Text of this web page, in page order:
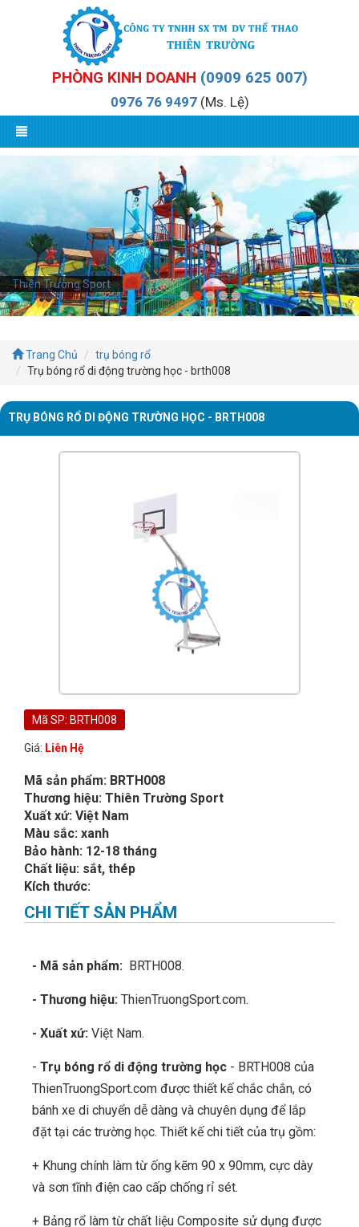
PHÒNG KINH DOANH (0909 625 007)
0976 76 9497(Ms. Lệ)
Thiên Trường Sport
Trang Chủ
trụ bóng rổ
Trụ bóng rổ di động trường học - brth008
TRỤ BÓNG RỔ DI ĐỘNG TRƯỜNG HỌC - BRTH008
Mã SP: BRTH008
Giá: Liên Hệ
Mã sản phẩm: BRTH008
Thương hiệu: Thiên Trường Sport
Xuất xứ: Việt Nam
Màu sắc: xanh
Bảo hành: 12-18 tháng
Chất liệu: sắt, thép
Kích thước:
CHI TIẾT SẢN PHẨM
- Mã sản phẩm: BRTH008.
- Thương hiệu: ThienTruongSport.com.
- Xuất xứ: Việt Nam.
- Trụ bóng rổ di động trường học - BRTH008 của
ThienTruongSport.com được thiết kế chắc chắn, có
bánh xe di chuyển dễ dàng và chuyên dụng để lắp
đặt tại các trường học. Thiết kế chi tiết của trụ gồm:
+ Khung chính làm từ ống kẽm 90 x 90mm, cực dày
và sơn tĩnh điện cao cấp chống rỉ sét.
+ Bảng rổ làm từ chất liệu Composite sử dụng được